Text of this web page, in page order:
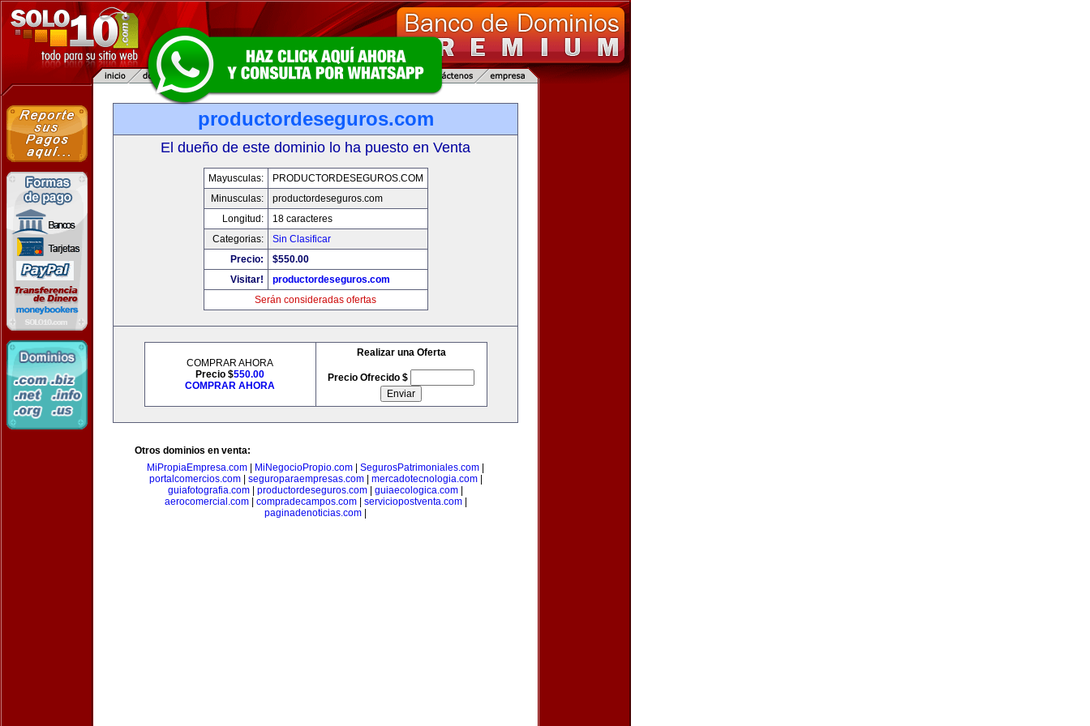
productordeseguros.com
El dueño de este dominio lo ha puesto en Venta
Mayusculas:
PRODUCTORDESEGUROS.COM
Minusculas:
productordeseguros.com
Longitud:
18 caracteres
Categorias:
Sin Clasificar
Precio:
$550.00
Visitar!
productordeseguros.com
Serán consideradas ofertas
COMPRAR AHORA
Precio $550.00
COMPRAR AHORA
Realizar una Oferta
Precio Ofrecido $
Otros dominios en venta:
MiPropiaEmpresa.com
MiNegocioPropio.com SegurosPatrimoniales.com
portalcomercios.com| seguroparaempresas.com| mercadotecnologia.com|
guiafotografia.com
productordeseguros.com guiaecologica.com
aerocomercial.com| compradecampos.com| serviciopostventa.com|
paginadenoticias.com